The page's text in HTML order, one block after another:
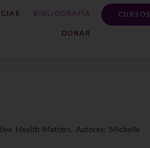
BIBLIOGRAFÍA
DONAR
CURSOS
Health Matters. Autores: Michelle